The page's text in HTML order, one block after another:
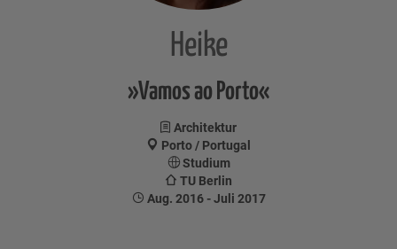
Heike
»Vamos ao Porto«
Architektur
Porto / Portugal
Studium
TU Berlin
Aug. 2016 - Juli 2017